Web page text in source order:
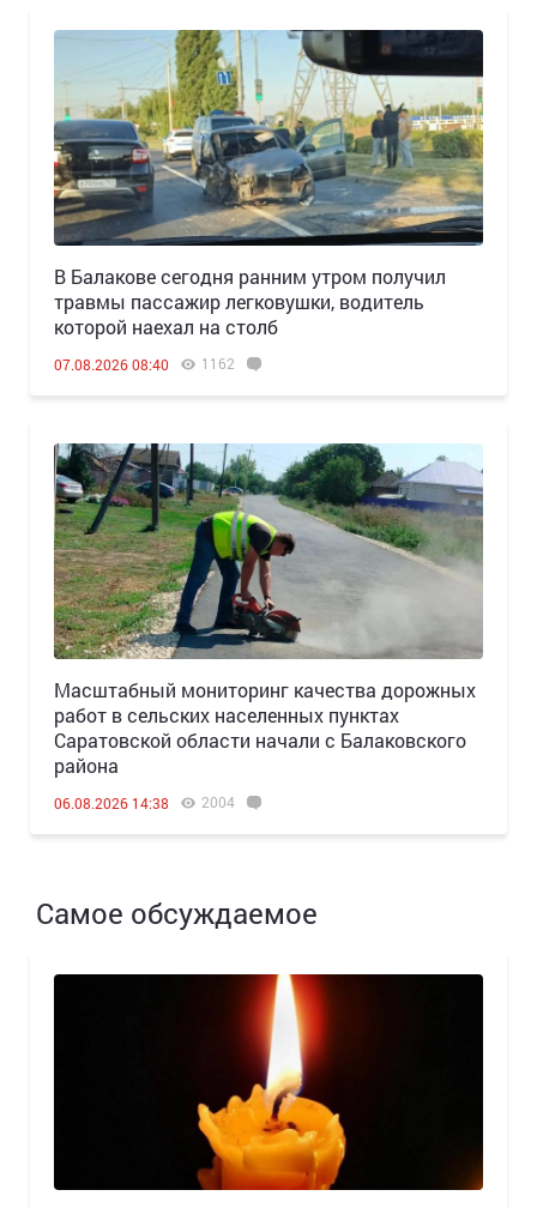
В Балакове сегодня ранним утром получил
травмы пассажир легковушки, водитель
которой наехал на столб
07.08.2026 08:40 1162
Масштабный мониторинг качества дорожных
работ в сельских населенных пунктах
Саратовской области начали с Балаковского
района
06.08.2026 14:38 2004
Самое обсуждаемое